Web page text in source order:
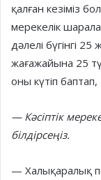
қалған кезіміз
мерекелік
дәлелі бүгінгі
жағажайына 25
оны күтіп
— Кәсіптік
білдірсеңіз.
— Халықаралық